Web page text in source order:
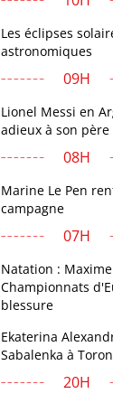
Les éclipses
astronomiques
09H
Lionel Messi en
adieux à son père
08H
Marine Le Pen
campagne
07H
Natation :
Championnats
blessure
Ekaterina
Sabalenka à
20H